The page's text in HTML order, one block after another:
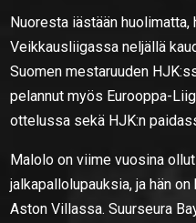
Nuoresta iästään huolimatta,
Veikkausliigassa neljällä
Suomen mestaruuden
pelannut myös Eurooppa-
ottelussa sekä HJK:n
Malolo on viime vuosina
jalkapallolupauksia, ja hän
Aston Villassa. Suurseura